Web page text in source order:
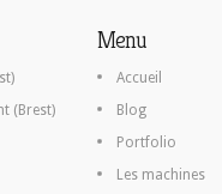
(Brest)
Menu
Accueil
Blog
Portfolio
Les machines